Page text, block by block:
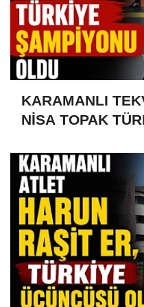
KARAMANLI
NİSA TOPAK